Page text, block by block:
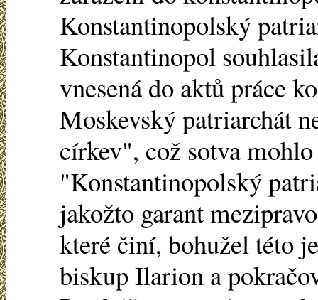
Konstantinopolský
Konstantinopol
vnesená do aktů práce
Moskevský patriarchát
církev", což sotva
"Konstantinopolský
jakožto garant
které činí, bohužel této
biskup Ilarion a